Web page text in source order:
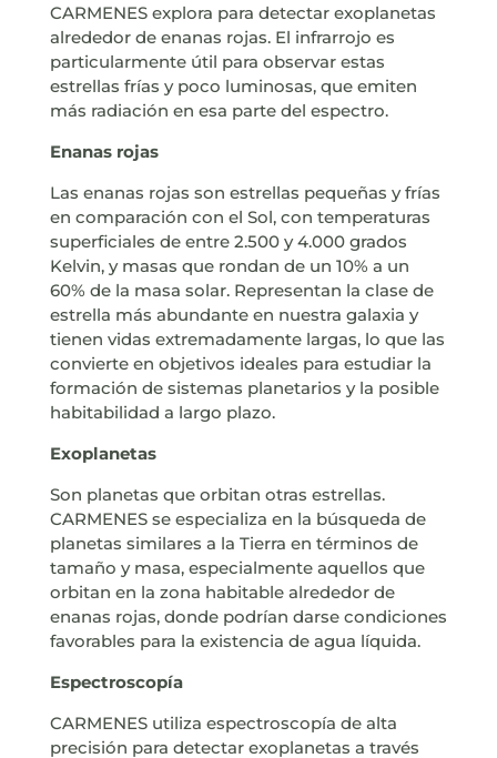
CARMENES explora para detectar exoplanetas
alrededor de enanas rojas. El infrarrojo es
particularmente útil para observar estas
estrellas frías y poco luminosas, que emiten
más radiación en esa parte del espectro.
Enanas rojas
Las enanas rojas son estrellas pequeñas y frías
en comparación con el Sol, con temperaturas
superficiales de entre 2.500 y 4.000 grados
Kelvin, y masas que rondan de un 10% a un
60% de la masa solar. Representan la clase de
estrella más abundante en nuestra galaxia y
tienen vidas extremadamente largas, lo que las
convierte en objetivos ideales para estudiar la
formación de sistemas planetarios y la posible
habitabilidad a largo plazo.
Exoplanetas
Son planetas que orbitan otras estrellas.
CARMENES se especializa en la búsqueda de
planetas similares a la Tierra en términos de
tamaño y masa, especialmente aquellos que
orbitan en la zona habitable alrededor de
enanas rojas, donde podrían darse condiciones
favorables para la existencia de agua líquida.
Espectroscopía
CARMENES utiliza espectroscopía de alta
precisión para detectar exoplanetas a través